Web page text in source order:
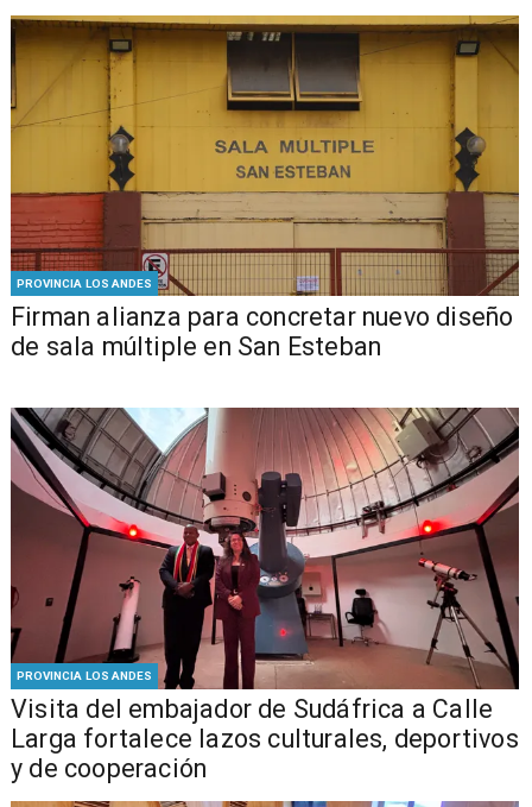
PROVINCIA LOS ANDES
​​Firman alianza para concretar nuevo diseño
de sala múltiple en San Esteban
PROVINCIA LOS ANDES
​Visita del embajador de Sudáfrica a Calle
Larga fortalece lazos culturales, deportivos
y de cooperación